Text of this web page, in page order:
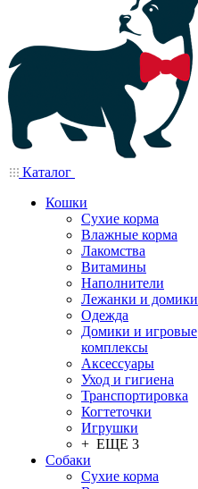
Каталог
Кошки
Сухие корма
Влажные корма
Лакомства
Витамины
Наполнители
Лежанки и домики
Одежда
Домики и игровые
комплексы
Аксессуары
Уход и гигиена
Транспортировка
Когтеточки
Игрушки
+ ЕЩЕ 3
Собаки
Сухие корма